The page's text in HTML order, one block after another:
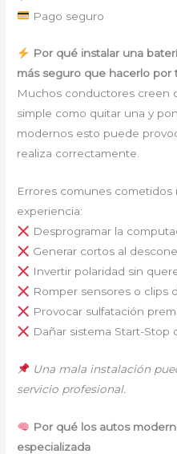
Pago seguro
Por qué instalar una
más seguro que hacerlo por
Muchos conductores creen
simple como quitar una y
modernos esto puede
realiza correctamente.
Errores comunes
experiencia:
Desprogramar la
Generar cortos al
Invertir polaridad sin
Romper sensores o clips
Provocar sulfatación
Dañar sistema Start-Stop
Una mala instalación
servicio profesional.
Por qué los autos
especializada